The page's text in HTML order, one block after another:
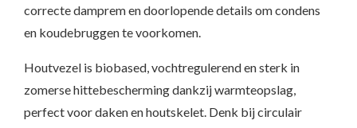
correcte damprem en doorlopende details om condens
en koudebruggen te voorkomen.
Houtvezel is biobased, vochtregulerend en sterk in
zomerse hittebescherming dankzij warmteopslag,
perfect voor daken en houtskelet. Denk bij circulair